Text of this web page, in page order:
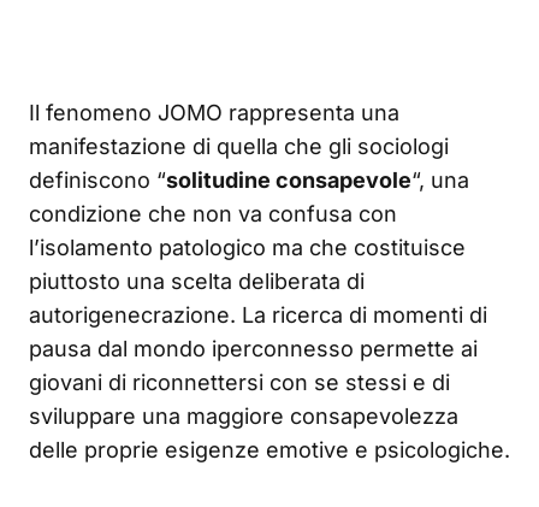
Il fenomeno JOMO rappresenta una
manifestazione di quella che gli sociologi
definiscono “solitudine consapevole“, una
condizione che non va confusa con
l’isolamento patologico ma che costituisce
piuttosto una scelta deliberata di
autorigenecrazione. La ricerca di momenti di
pausa dal mondo iperconnesso permette ai
giovani di riconnettersi con se stessi e di
sviluppare una maggiore consapevolezza
delle proprie esigenze emotive e psicologiche.